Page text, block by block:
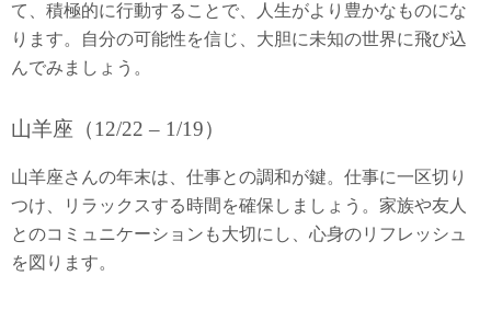
て、積極的に行動することで、人生がより豊かなものにな
ります。自分の可能性を信じ、大胆に未知の世界に飛び込
んでみましょう。
山羊座（12/22 – 1/19）
山羊座さんの年末は、仕事との調和が鍵。仕事に一区切り
つけ、リラックスする時間を確保しましょう。家族や友人
とのコミュニケーションも大切にし、心身のリフレッシュ
を図ります。